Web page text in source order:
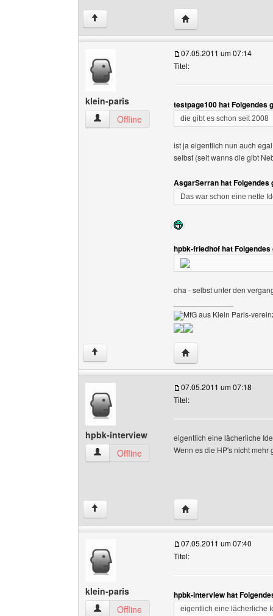
↑ Website dieses
klein-paris
klein-paris Benutzer-Profile anzeigen
Offline
07.05.2011 um 07:14
Titel:
testpage100 hat Folgendes
die gibt es schon seit 2008
ist ja eigentlich nun auch
selbst (seit wanns die gibt
AsgarSerran hat Folgendes
Das war schon eine nette
hpbk-friedhof hat
oha - selbst unter den
MfG aus Klein Paris-
↑ Website dieses
hpbk-interview
hpbk-interview Benutzer-Profile anzeigen
Offline
07.05.2011 um 07:18
Titel:
eigentlich eine lächerliche
Wenn es die HP's nicht mehr
↑ Website dieses
klein-paris
klein-paris Benutzer-Profile anzeigen
Offline
07.05.2011 um 07:40
Titel:
hpbk-interview hat
eigentlich eine lächerliche